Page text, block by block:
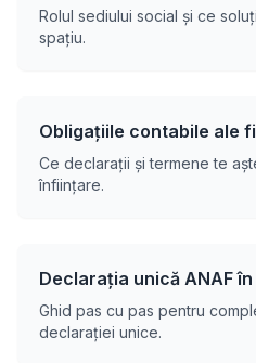
Rolul sediului social și ce
spațiu.
Obligațiile contabile ale
Ce declarații și termene te
înființare.
Declarația unică ANAF
Ghid pas cu pas pentru
declarației unice.